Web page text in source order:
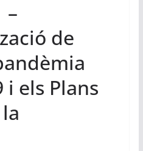
–
de
i els Plans